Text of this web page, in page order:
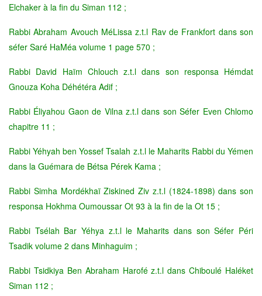
Elchaker à la fin du Siman 112 ;
Rabbi Abraham Avouch MéLissa z.t.l Rav de Frankfort dans son
séfer Saré HaMéa volume 1 page 570 ;
Rabbi David Haïm Chlouch z.t.l dans son responsa Hémdat
Gnouza Koha Déhétéra Adif ;
Rabbi Éliyahou Gaon de Vilna z.t.l dans son Séfer Even Chlomo
chapitre 11 ;
Rabbi Yéhyah ben Yossef Tsalah z.t.l le Maharits Rabbi du Yémen
dans la Guémara de Bétsa Pérek Kama ;
Rabbi Simha Mordékhaï Ziskined Ziv z.t.l (1824-1898) dans son
responsa Hokhma Oumoussar Ot 93 à la fin de la Ot 15 ;
Rabbi Tsélah Bar Yéhya z.t.l le Maharits dans son Séfer Péri
Tsadik volume 2 dans Minhaguim ;
Rabbi Tsidkiya Ben Abraham Harofé z.t.l dans Chiboulé Haléket
Siman 112 ;